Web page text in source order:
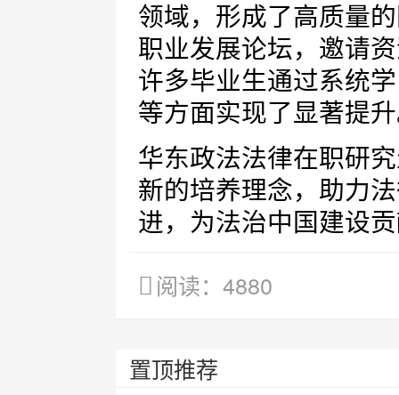
领域，形成了高质量
职业发展论坛，邀请
许多毕业生通过系统
等方面实现了显著提
华东政法法律在职研
新的培养理念，助力
进，为法治中国建设
阅读：4880
置顶推荐